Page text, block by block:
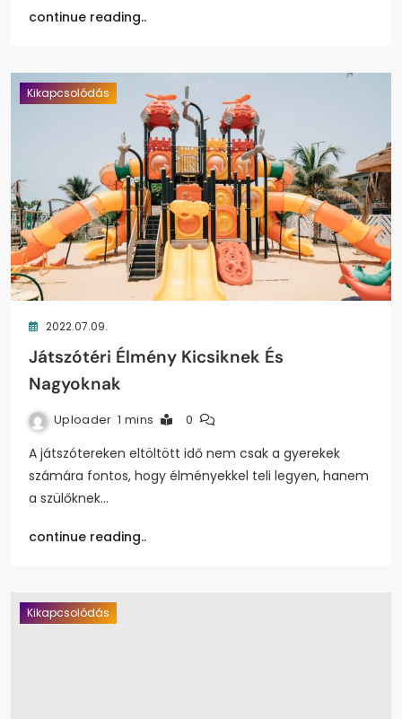
continue reading..
Kikapcsolódás
2022.07.09.
Játszótéri Élmény Kicsiknek És
Nagyoknak
Uploader 1 mins 0
A játszótereken eltöltött idő nem csak a gyerekek
számára fontos, hogy élményekkel teli legyen, hanem
a szülőknek…
continue reading..
Kikapcsolódás